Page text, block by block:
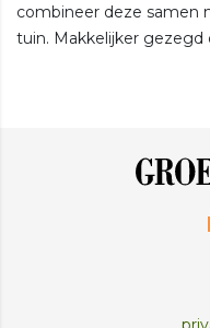
combineer deze samen
tuin. Makkelijker gezegd